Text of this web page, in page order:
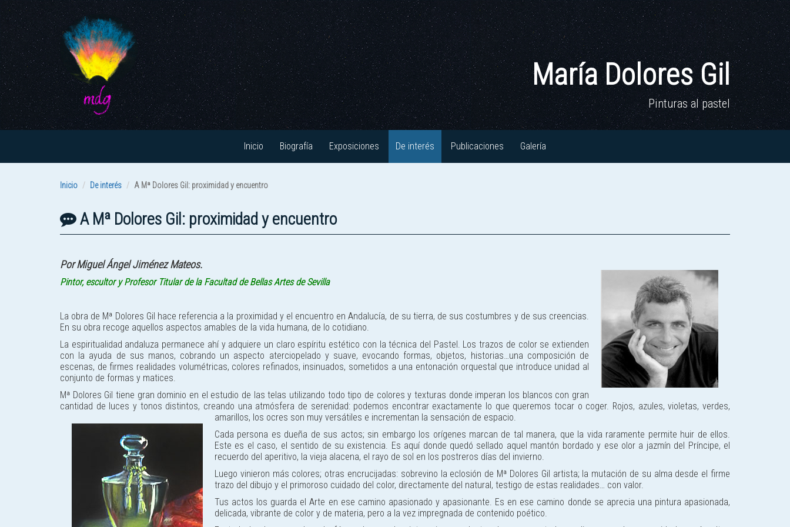
María Dolores Gil
Pinturas al pastel
Inicio Biografía Exposiciones De interés Publicaciones Galería
Inicio De interés A Mª Dolores Gil: proximidad y encuentro
A Mª Dolores Gil: proximidad y encuentro
Por Miguel Ángel Jiménez Mateos.
Pintor, escultor y Profesor Titular de la Facultad de Bellas Artes de Sevilla
La obra de Mª Dolores Gil hace referencia a la proximidad y el encuentro en Andalucía, de su tierra, de sus costumbres y de sus creencias.
En su obra recoge aquellos aspectos amables de la vida humana, de lo cotidiano.
La espiritualidad andaluza permanece ahí y adquiere un claro espíritu estético con la técnica del Pastel. Los trazos de color se extienden
con la ayuda de sus manos, cobrando un aspecto aterciopelado y suave, evocando formas, objetos, historias…una composición de
escenas, de firmes realidades volumétricas, colores refinados, insinuados, sometidos a una entonación orquestal que introduce unidad al
conjunto de formas y matices.
Mª Dolores Gil tiene gran dominio en el estudio de las telas utilizando todo tipo de colores y texturas donde imperan los blancos con gran
cantidad de luces y tonos distintos, creando una atmósfera de serenidad: podemos encontrar exactamente lo que queremos tocar o coger. Rojos, azules, violetas, verdes,
amarillos, los ocres son muy versátiles e incrementan la sensación de espacio.
Cada persona es dueña de sus actos; sin embargo los orígenes marcan de tal manera, que la vida raramente permite huir de ellos.
Este es el caso, el sentido de su existencia. Es aquí donde quedó sellado aquel mantón bordado y ese olor a jazmín del Príncipe, el
recuerdo del aperitivo, la vieja alacena, el rayo de sol en los postreros días del invierno.
Luego vinieron más colores; otras encrucijadas: sobrevino la eclosión de Mª Dolores Gil artista; la mutación de su alma desde el firme
trazo del dibujo y el primoroso cuidado del color, directamente del natural, testigo de estas realidades… con valor.
Tus actos los guarda el Arte en ese camino apasionado y apasionante. Es en ese camino donde se aprecia una pintura apasionada,
delicada, vibrante de color y de materia, pero a la vez impregnada de contenido poético.